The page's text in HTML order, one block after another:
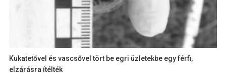
Kukatetővel és vascsővel tört be egri üzletekbe egy férfi,
elzárásra ítélték